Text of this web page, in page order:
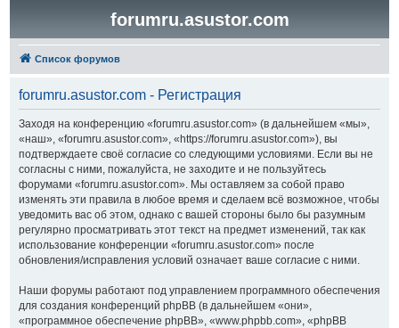
forumru.asustor.com
Список форумов
forumru.asustor.com - Регистрация
Заходя на конференцию «forumru.asustor.com» (в дальнейшем «мы»,
«наш», «forumru.asustor.com», «https://forumru.asustor.com»), вы
подтверждаете своё согласие со следующими условиями. Если вы не
согласны с ними, пожалуйста, не заходите и не пользуйтесь
форумами «forumru.asustor.com». Мы оставляем за собой право
изменять эти правила в любое время и сделаем всё возможное, чтобы
уведомить вас об этом, однако с вашей стороны было бы разумным
регулярно просматривать этот текст на предмет изменений, так как
использование конференции «forumru.asustor.com» после
обновления/исправления условий означает ваше согласие с ними.
Наши форумы работают под управлением программного обеспечения
для создания конференций phpBB (в дальнейшем «они»,
«программное обеспечение phpBB», «www.phpbb.com», «phpBB